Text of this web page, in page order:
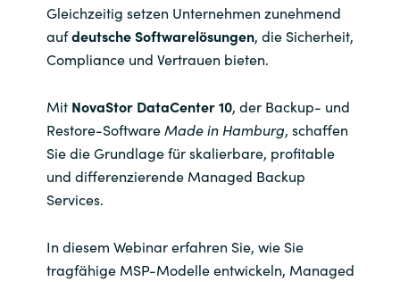
Kuwait
Latvia
Lithuania
Malaysia
Netherlands
Gleichzeitig setzen Unternehmen zunehmend
aufdeutsche Softwarelösungen, die Sicherheit,
Compliance und Vertrauen bieten.
Mit NovaStor DataCenter 10, der Backup- und
Restore-SoftwareMade in Hamburg, schaffen
Sie die Grundlage für skalierbare, profitable
und differenzierende Managed Backup
Services.
In diesem Webinar erfahren Sie, wie Sie
tragfähige MSP-Modelle entwickeln, Managed